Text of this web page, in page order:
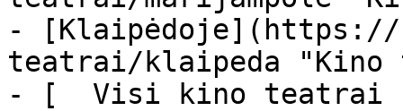
- [Klaipėdoje](https://
teatrai/klaipeda
- [  Visi kino